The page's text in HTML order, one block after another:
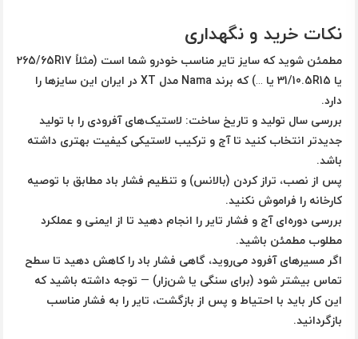
نکات خرید و نگهداری
مطمئن شوید که سایز تایر مناسب خودرو شما است (مثلاً 265/65R17
یا 31/10.5R15 یا …) که برند Nama مدل XT در ایران این سایزها را
دارد.
بررسی سال تولید و تاریخ ساخت: لاستیک‌های آفرودی را با تولید
جدیدتر انتخاب کنید تا آج و ترکیب لاستیکی کیفیت بهتری داشته
باشد.
پس از نصب، تراز کردن (بالانس) و تنظیم فشار باد مطابق با توصیه
کارخانه را فراموش نکنید.
بررسی دوره‌ای آج و فشار تایر را انجام دهید تا از ایمنی و عملکرد
مطلوب مطمئن باشید.
اگر مسیرهای آفرود می‌روید، گاهی فشار باد را کاهش دهید تا سطح
تماس بیشتر شود (برای سنگی یا شن‌زار) — توجه داشته باشید که
این کار باید با احتیاط و پس از بازگشت، تایر را به فشار مناسب
بازگردانید.